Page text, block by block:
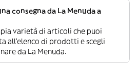
consegna da La Menuda a
varietà di articoli che puoi
all’elenco di prodotti e scegli
da La Menuda.